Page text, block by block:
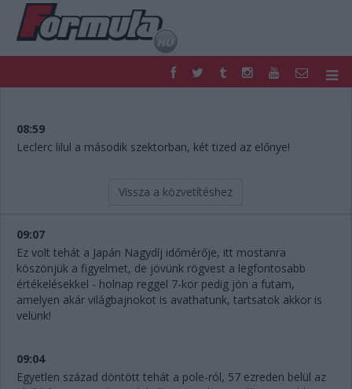
FORMULA
NEMZETKÖZI
HAZAI
VERSENYNAPTÁRAK
08:59
Leclerc lilul a második szektorban, két tized az előnye!
Vissza a közvetítéshez
09:07
Ez volt tehát a Japán Nagydíj időmérője, itt mostanra
köszönjük a figyelmet, de jövünk rögvest a legfontosabb
értékelésekkel - holnap reggel 7-kor pedig jön a futam,
amelyen akár világbajnokot is avathatunk, tartsatok akkor is
velünk!
09:04
Egyetlen század döntött tehát a pole-ról, 57 ezreden belül az